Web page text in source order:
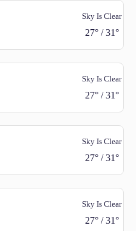
Sky Is Clear
27°/31°
Sky Is Clear
27°/31°
Sky Is Clear
27°/31°
Sky Is Clear
27°/31°